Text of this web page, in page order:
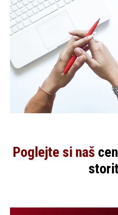
Poglejte si naš